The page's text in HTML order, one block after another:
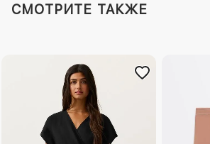
СМОТРИТЕ ТАКЖЕ